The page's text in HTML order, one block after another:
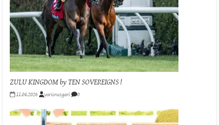
ZULU KINGDOM by TEN SOVEREIGNS !
11.04.2026 yarisruzgari 0